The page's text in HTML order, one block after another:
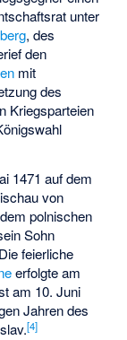
unter
, des
den
mit
des
Kriegsparteien
1471 auf dem
von
polnischen
Sohn
feierliche
erfolgte am
am 10. Juni
Jahren des
[4]